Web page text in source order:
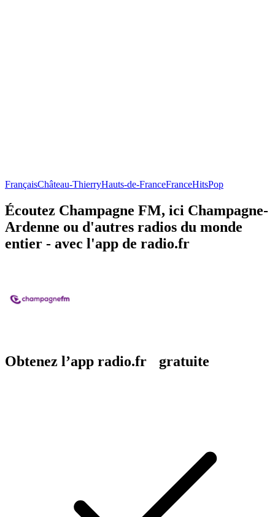
FrançaisChâteau-ThierryHauts-de-FranceFranceHitsPop
Écoutez Champagne FM, ici Champagne-
Ardenne ou d'autres radios du monde
entier - avec l'app de radio.fr
Obtenez l’app radio.fr gratuite